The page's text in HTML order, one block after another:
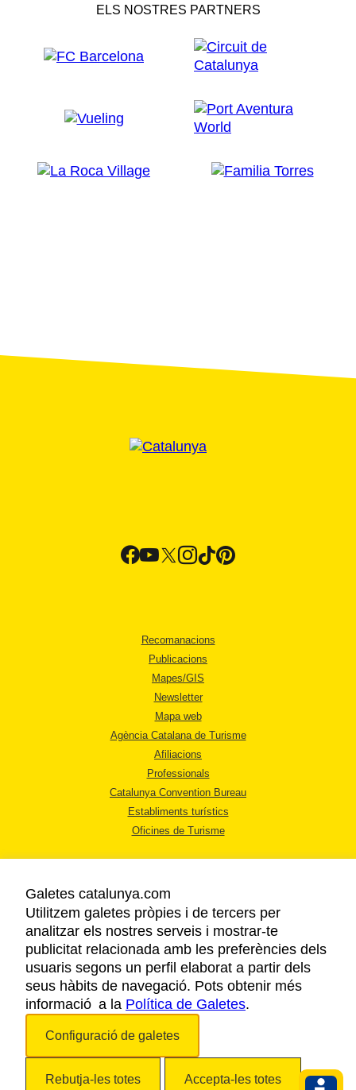
ELS NOSTRES PARTNERS
Recomanacions
Publicacions
Mapes/GIS
Newsletter
Mapa web
Agència Catalana de Turisme
Afiliacions
Professionals
Catalunya Convention Bureau
Establiments turístics
Oficines de Turisme
AVÍS LEGAL
POLÍTICA DE PRIVACITAT
COOKIES
ACCESSIBILITAT
Galetes catalunya.com
Utilitzem galetes pròpies i de tercers per
analitzar els nostres serveis i mostrar-te
publicitat relacionada amb les preferències dels
usuaris segons un perfil elaborat a partir dels
seus hàbits de navegació. Pots obtenir més
informació a la Política de Galetes.
Configuració de galetes
Rebutja-les totes Accepta-les totes